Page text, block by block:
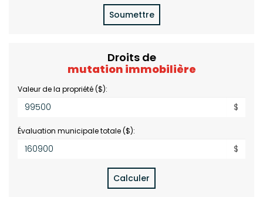
Soumettre
Droits de
mutation immobilière
Valeur de la propriété ($):
$
Évaluation municipale totale ($):
$
Calculer